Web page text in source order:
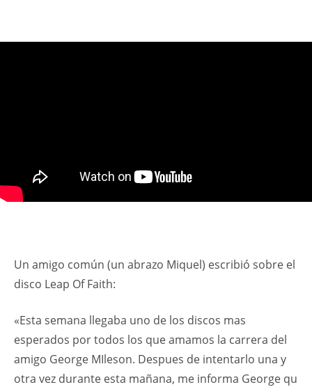
Un amigo común (un abrazo Miquel) escribió sobre el
disco Leap Of Faith:
«Esta semana llegaba uno de los discos mas
esperados por todos los que amamos la carrera del
amigo George MIleson. Despues de intentarlo una y
otra vez durante esta mañana, me informa George qu